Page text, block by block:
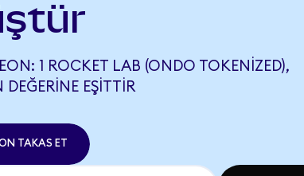
1 ROCKET LAB (ONDO TOKENIZED),
DEĞERINE EŞITTIR
TAKAS ET